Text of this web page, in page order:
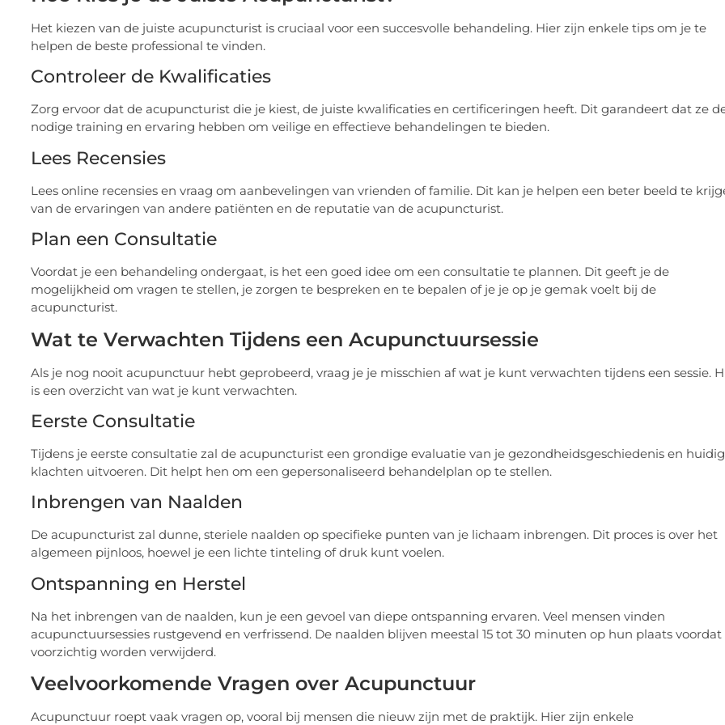
Het kiezen van de juiste acupuncturist is cruciaal voor een succesvolle behandeling. Hier zijn enkele tips om je te
helpen de beste professional te vinden.
Controleer de Kwalificaties
Zorg ervoor dat de acupuncturist die je kiest, de juiste kwalificaties en certificeringen heeft. Dit garandeert dat ze
nodige training en ervaring hebben om veilige en effectieve behandelingen te bieden.
Lees Recensies
Lees online recensies en vraag om aanbevelingen van vrienden of familie. Dit kan je helpen een beter beeld te
van de ervaringen van andere patiënten en de reputatie van de acupuncturist.
Plan een Consultatie
Voordat je een behandeling ondergaat, is het een goed idee om een consultatie te plannen. Dit geeft je de
mogelijkheid om vragen te stellen, je zorgen te bespreken en te bepalen of je je op je gemak voelt bij de
acupuncturist.
Wat te Verwachten Tijdens een Acupunctuursessie
Als je nog nooit acupunctuur hebt geprobeerd, vraag je je misschien af wat je kunt verwachten tijdens een sessie.
is een overzicht van wat je kunt verwachten.
Eerste Consultatie
Tijdens je eerste consultatie zal de acupuncturist een grondige evaluatie van je gezondheidsgeschiedenis en
klachten uitvoeren. Dit helpt hen om een gepersonaliseerd behandelplan op te stellen.
Inbrengen van Naalden
De acupuncturist zal dunne, steriele naalden op specifieke punten van je lichaam inbrengen. Dit proces is over het
algemeen pijnloos, hoewel je een lichte tinteling of druk kunt voelen.
Ontspanning en Herstel
Na het inbrengen van de naalden, kun je een gevoel van diepe ontspanning ervaren. Veel mensen vinden
acupunctuursessies rustgevend en verfrissend. De naalden blijven meestal 15 tot 30 minuten op hun plaats voordat
voorzichtig worden verwijderd.
Veelvoorkomende Vragen over Acupunctuur
Acupunctuur roept vaak vragen op, vooral bij mensen die nieuw zijn met de praktijk. Hier zijn enkele